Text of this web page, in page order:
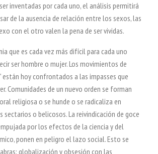
inventadas por cada uno, el análisis permitirá
de la ausencia de relación entre los sexos, las
con el otro valen la pena de ser vividas.
que es cada vez más difícil para cada uno
ser hombre o mujer. Los movimientos de
están hoy confrontados a las impasses que
Comunidades de un nuevo orden se forman
religiosa o se hunde o se radicaliza en
o belicosos. La reivindicación de goce
por los efectos de la ciencia y del
ponen en peligro el lazo social. Esto se
globalización y obsesión con las